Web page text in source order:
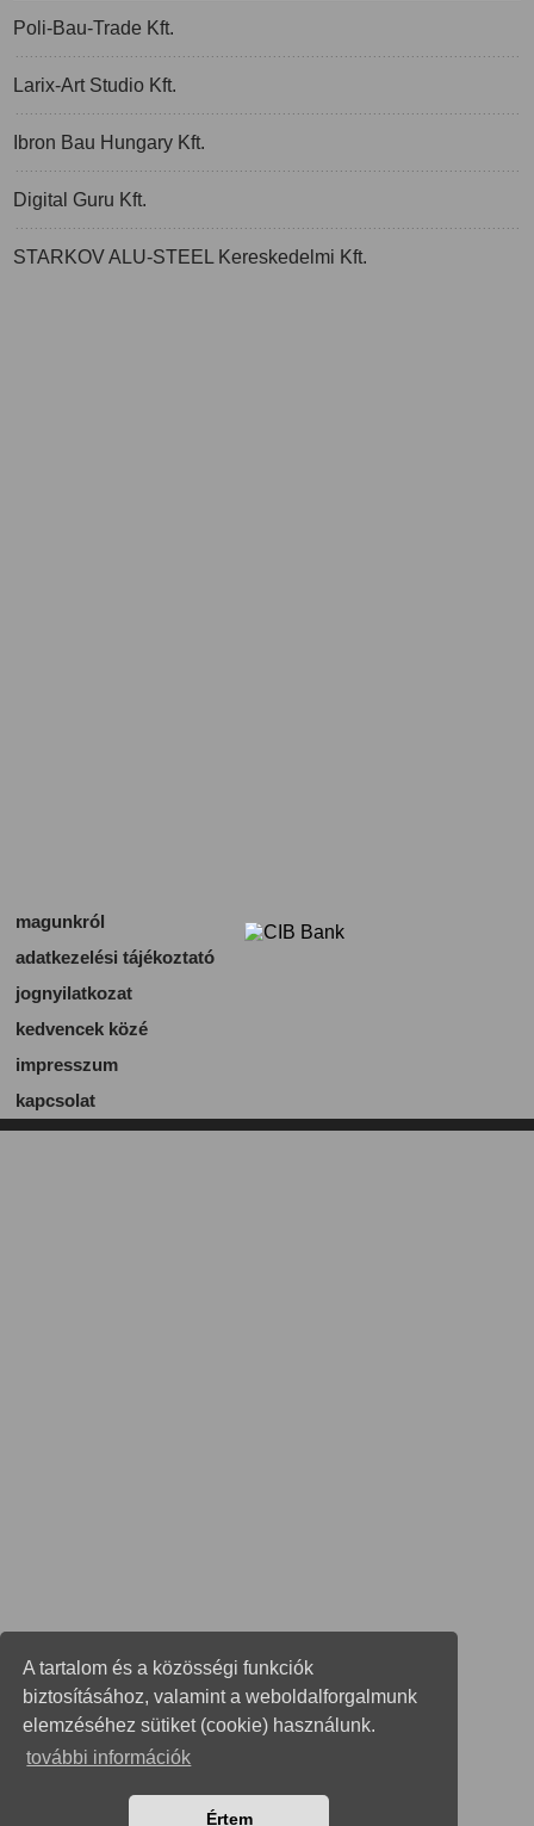
A tartalom és a közösségi funkciók
biztosításához, valamint a weboldalforgalmunk
elemzéséhez sütiket (cookie) használunk.
további információk
Értem
Poli-Bau-Trade Kft.
Larix-Art Studio Kft.
Ibron Bau Hungary Kft.
Digital Guru Kft.
STARKOV ALU-STEEL Kereskedelmi Kft.
magunkról
adatkezelési tájékoztató
jognyilatkozat
kedvencek közé
impresszum
kapcsolat